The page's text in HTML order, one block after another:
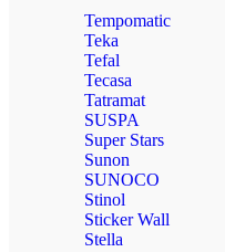
Tempomatic
Teka
Tefal
Tecasa
Tatramat
SUSPA
Super Stars
Sunon
SUNOCO
Stinol
Sticker Wall
Stella